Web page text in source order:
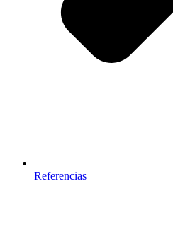
Referencias